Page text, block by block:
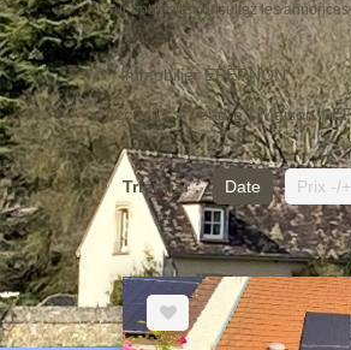
Sur notre site consultez les
Immobilier EPERNON
Accueil A vendre Maison
Trier par : Date Prix -/+